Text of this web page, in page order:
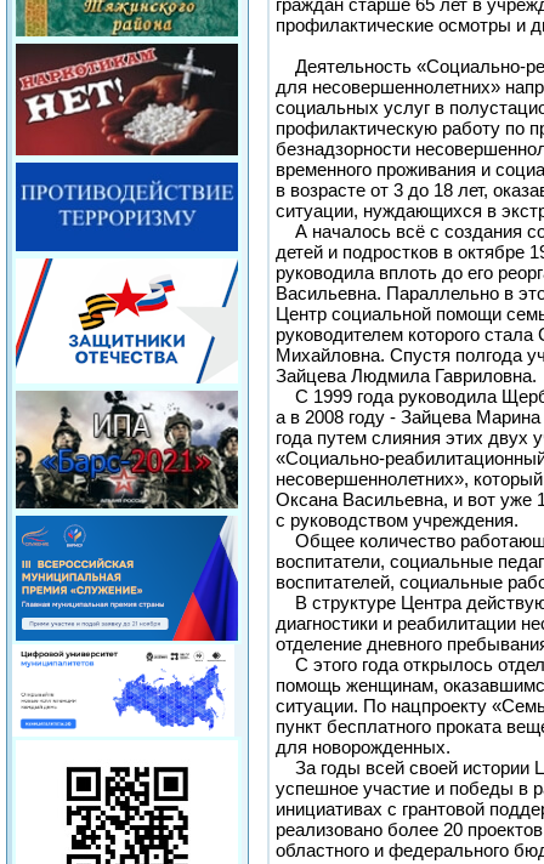
профилактические осмотры и
Деятельность «Социально-
для несовершеннолетних»
социальных услуг в
профилактическую работу по
безнадзорности
временного проживания и
в возрасте от 3 до 18 лет,
ситуации, нуждающихся в
А началось всё с создания
детей и подростков в октябре
руководила вплоть до его
Васильевна. Параллельно в
Центр социальной помощи
руководителем которого
Михайловна. Спустя полгода
Зайцева Людмила Гавриловна.
С 1999 года руководила
а в 2008 году - Зайцева
года путем слияния этих двух
«Социально-
несовершеннолетних»,
Оксана Васильевна, и вот уже
с руководством учреждения.
Общее количество
воспитатели, социальные
воспитателей, социальные
В структуре Центра
диагностики и реабилитации
отделение дневного
С этого года открылось
помощь женщинам,
ситуации. По нацпроекту
пункт бесплатного проката
для новорожденных.
За годы всей своей истории
успешное участие и победы в
инициативах с грантовой
реализовано более 20
областного и федерального